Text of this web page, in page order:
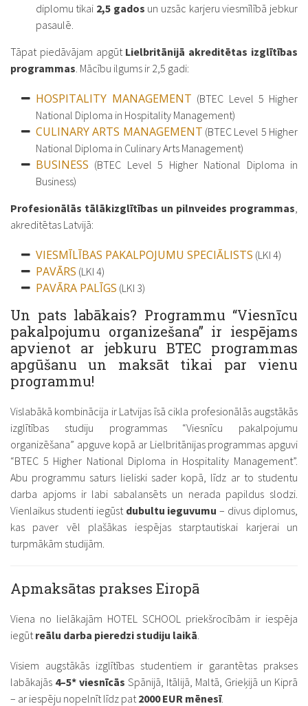
diplomu tikai 2,5 gados un uzsāc karjeru viesmīlībā jebkur
pasaulē.
Tāpat piedāvājam apgūt Lielbritānijā akreditētas izglītības
programmas . Mācību ilgums ir 2,5 gadi:
HOSPITALITY MANAGEMENT (BTEC Level 5 Higher
National Diploma in Hospitality Management)
CULINARY ARTS MANAGEMENT (BTEC Level 5 Higher
National Diploma in Culinary Arts Management)
BUSINESS (BTEC Level 5 Higher National Diploma in
Business)
Profesionālās tālākizglītības un pilnveides programmas
akreditētas Latvijā:
VIESMĪLĪBAS PAKALPOJUMU SPECIĀLISTS (LKI 4)
PAVĀRS (LKI 4)
PAVĀRA PALĪGS (LKI 3)
Un pats labākais? Programmu “Viesnīcu
pakalpojumu organizešana” ir iespējams
apvienot ar jebkuru BTEC programmas
apgūšanu un maksāt tikai par vienu
programmu!
Vislabākā kombinācija ir Latvijas īsā cikla profesionālās augstākās
izglītības studiju programmas “Viesnīcu pakalpojumu
organizēšana” apguve kopā ar Lielbritānijas programmas apguvi
“BTEC 5 Higher National Diploma in Hospitality Management”.
Abu programmu saturs lieliski sader kopā, līdz ar to studentu
darba apjoms ir labi sabalansēts un nerada papildus slodzi.
Vienlaikus studenti iegūst dubultu ieguvumu – divus diplomus,
kas paver vēl plašākas iespējas starptautiskai karjerai un
turpmākām studijām.
Apmaksātas prakses Eiropā
Viena no lielākajām HOTEL SCHOOL priekšrocībām ir iespēja
iegūt reālu darba pieredzi studiju laikā
Visiem augstākās izglītības studentiem ir garantētas prakses
labākajās 4–5* viesnīcās Spānijā, Itālijā, Maltā, Grieķijā un Kiprā
– ar iespēju nopelnīt līdz pat 2000 EUR mēnesī.